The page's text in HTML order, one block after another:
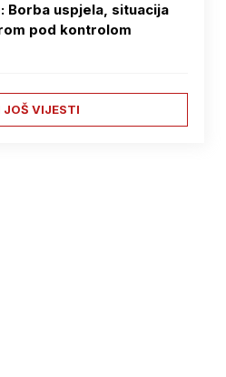
Borba uspjela, situacija
pod kontrolom
JOŠ VIJESTI